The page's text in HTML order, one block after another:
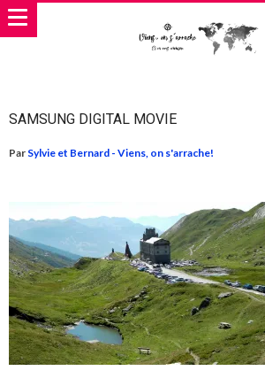
SAMSUNG DIGITAL MOVIE
Par Sylvie et Bernard - Viens, on s'arrache!